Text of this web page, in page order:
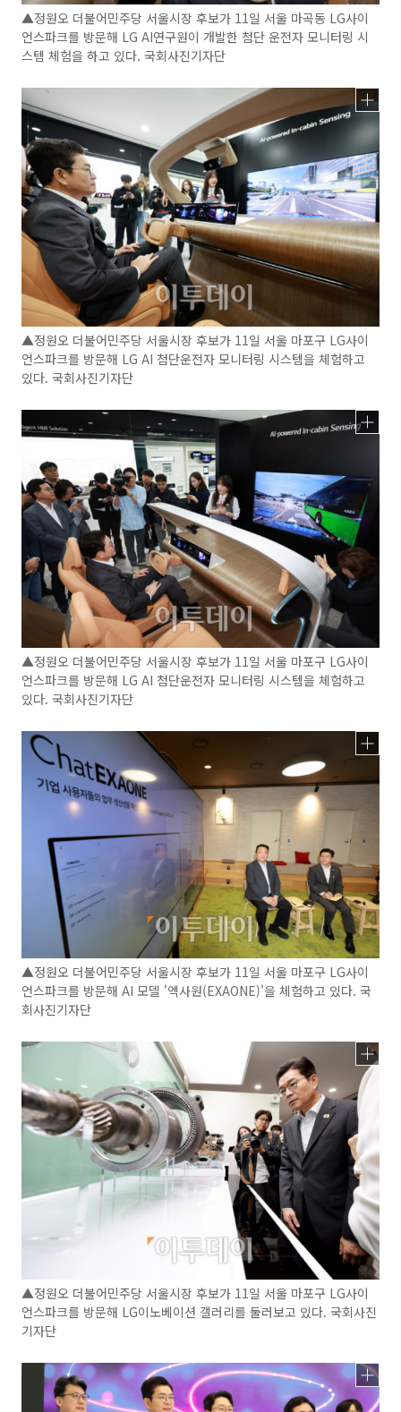
▲정원오 더불어민주당 서울시장 후보가 11일 서울 마곡동 LG사이
언스파크를 방문해 LG AI연구원이 개발한 첨단 운전자 모니터링 시
스템 체험을 하고 있다. 국회사진기자단
▲정원오 더불어민주당 서울시장 후보가 11일 서울 마포구 LG사이
언스파크를 방문해 LG AI 첨단운전자 모니터링 시스템을 체험하고
있다. 국회사진기자단
▲정원오 더불어민주당 서울시장 후보가 11일 서울 마포구 LG사이
언스파크를 방문해 LG AI 첨단운전자 모니터링 시스템을 체험하고
있다. 국회사진기자단
▲정원오 더불어민주당 서울시장 후보가 11일 서울 마포구 LG사이
언스파크를 방문해 AI 모델 '엑사원(EXAONE)'을 체험하고 있다. 국
회사진기자단
▲정원오 더불어민주당 서울시장 후보가 11일 서울 마포구 LG사이
언스파크를 방문해 LG이노베이션 갤러리를 둘러보고 있다. 국회사진
기자단